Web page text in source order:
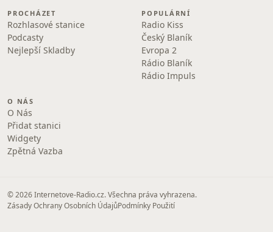
PROCHÁZET
Rozhlasové stanice
Podcasty
Nejlepší Skladby
POPULÁRNÍ
Radio Kiss
Český Blaník
Evropa 2
Rádio Blaník
Rádio Impuls
O NÁS
O Nás
Přidat stanici
Widgety
Zpětná Vazba
© 2026 Internetove-Radio.cz. Všechna práva vyhrazena.
Zásady Ochrany Osobních ÚdajůPodmínky Použití